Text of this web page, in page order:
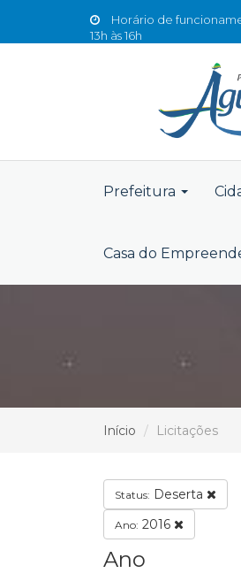
Horário de
13h às 16h
Prefeitura
Casa do
Início Licitações
Status: Deserta
Ano: 2016
Ano